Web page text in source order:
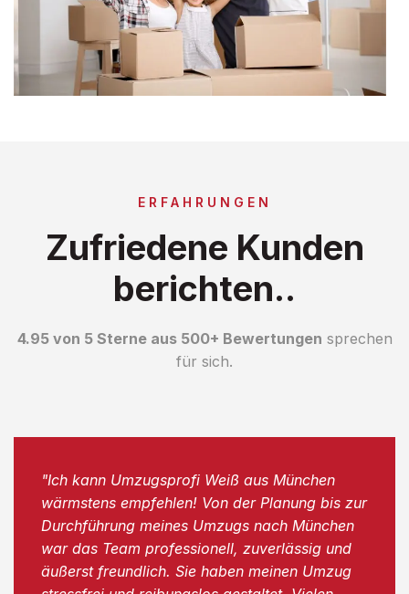
ERFAHRUNGEN
Zufriedene Kunden
berichten..
4.95 von 5 Sterne aus 500+ Bewertungen sprechen
für sich.
"Ich kann Umzugsprofi Weiß aus München
wärmstens empfehlen! Von der Planung bis zur
Durchführung meines Umzugs nach München
war das Team professionell, zuverlässig und
äußerst freundlich. Sie haben meinen Umzug